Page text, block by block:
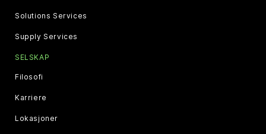
Solutions Services
Supply Services
SELSKAP
Filosofi
Karriere
Lokasjoner